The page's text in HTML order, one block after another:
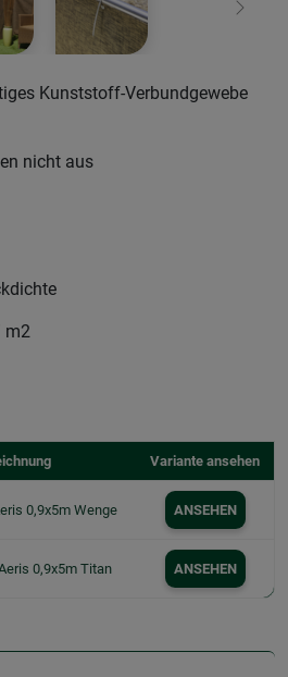
Weiter
Kunststoff-Verbundgewebe
nicht aus
m2
Variante ansehen
0,9x5m Wenge ANSEHEN
0,9x5m Titan ANSEHEN